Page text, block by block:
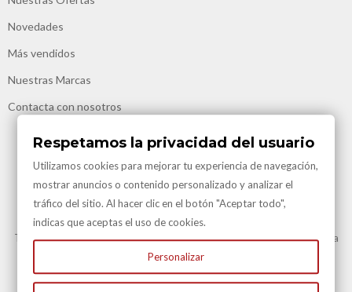
Novedades
Más vendidos
Nuestras Marcas
Contacta con nosotros
Transporte Gratuito en Península para todas nuestras vinotecas y en la
mayoría de artículos.
Consulte en Condiciones Transporte
Respetamos la privacidad del usuario
Utilizamos cookies para mejorar tu experiencia de navegación,
mostrar anuncios o contenido personalizado y analizar el
tráfico del sitio. Al hacer clic en el botón "Aceptar todo",
indicas que aceptas el uso de cookies.
Personalizar